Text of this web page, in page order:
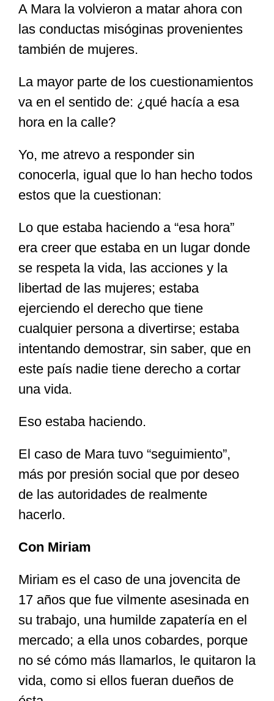
A Mara la volvieron a matar ahora con
las conductas misóginas provenientes
también de mujeres.
La mayor parte de los cuestionamientos
va en el sentido de: ¿qué hacía a esa
hora en la calle?
Yo, me atrevo a responder sin
conocerla, igual que lo han hecho todos
estos que la cuestionan:
Lo que estaba haciendo a “esa hora”
era creer que estaba en un lugar donde
se respeta la vida, las acciones y la
libertad de las mujeres; estaba
ejerciendo el derecho que tiene
cualquier persona a divertirse; estaba
intentando demostrar, sin saber, que en
este país nadie tiene derecho a cortar
una vida.
Eso estaba haciendo.
El caso de Mara tuvo “seguimiento”,
más por presión social que por deseo
de las autoridades de realmente
hacerlo.
Con Miriam
Miriam es el caso de una jovencita de
17 años que fue vilmente asesinada en
su trabajo, una humilde zapatería en el
mercado; a ella unos cobardes, porque
no sé cómo más llamarlos, le quitaron la
vida, como si ellos fueran dueños de